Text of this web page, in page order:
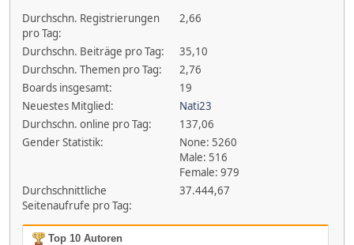
Durchschn. Registrierungen
pro Tag:
2,66
Durchschn. Beiträge pro Tag:
35,10
Durchschn. Themen pro Tag:
2,76
Boards insgesamt:
19
Neuestes Mitglied:
Nati23
Durchschn. online pro Tag:
137,06
Gender Statistik:
None: 5260
Male: 516
Female: 979
Durchschnittliche
Seitenaufrufe pro Tag:
37.444,67
Top 10 Autoren